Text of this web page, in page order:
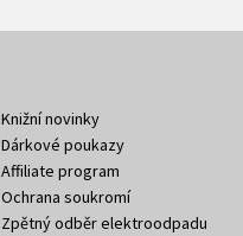
Knižní novinky
Dárkové poukazy
Affiliate program
Ochrana soukromí
Zpětný odběr elektroodpadu